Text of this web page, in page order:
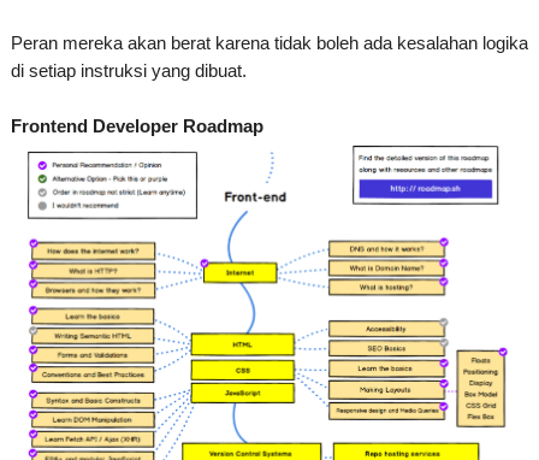
Peran mereka akan berat karena tidak boleh ada kesalahan logika
di setiap instruksi yang dibuat.
Frontend Developer Roadmap